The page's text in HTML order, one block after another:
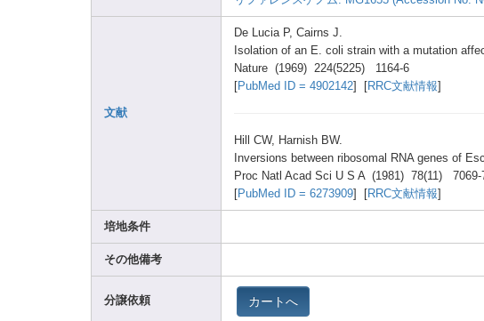
文献
De LuciaP, Cairns J.
Isolation of an E. coli strain with a mutation
Nature (1969) 224(5225) 1164-6
PubMed ID = 4902142 RRC文献情報
Hill CW, Harnish BW.
Inversions between ribosomal RNA genes of
Proc Natl Acad Sci U S A (1981) 78(11) 7069-
PubMed ID = 6273909 RRC文献情報
培地条件
その他備考
分譲依頼 カートへ